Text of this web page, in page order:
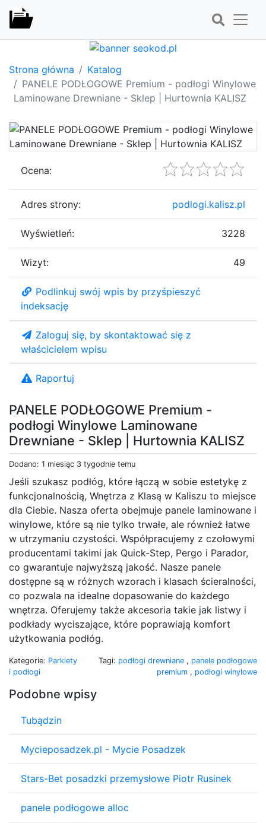
Strona główna
Katalog
PANELE PODŁOGOWE Premium - podłogi Winylowe
Laminowane Drewniane - Sklep | Hurtownia KALISZ
PANELE PODŁOGOWE Premium -
podłogi Winylowe Laminowane
Drewniane - Sklep | Hurtownia KALISZ
Dodano: 1 miesiąc 3 tygodnie temu
Jeśli szukasz podłóg, które łączą w sobie estetykę z
funkcjonalnością, Wnętrza z Klasą w Kaliszu to miejsce
dla Ciebie. Nasza oferta obejmuje panele laminowane i
winylowe, które są nie tylko trwałe, ale również łatwe
w utrzymaniu czystości. Współpracujemy z czołowymi
producentami takimi jak Quick-Step, Pergo i Parador,
co gwarantuje najwyższą jakość. Nasze panele
dostępne są w różnych wzorach i klasach ścieralności,
co pozwala na idealne dopasowanie do każdego
wnętrza. Oferujemy także akcesoria takie jak listwy i
podkłady wyciszające, które poprawiają komfort
użytkowania podłóg.
Kategorie: Parkiety
i podłogi
Tagi: podłogi drewniane , panele podłogowe
premium , podłogi winylowe
Podobne wpisy
Tubądzin
Mycieposadzek.pl - Mycie Posadzek
Stars-Bet posadzki przemysłowe Piotr Rusinek
panele podłogowe alloc
Ocena:
Adres strony: podlogi.kalisz.pl
Wyświetleń: 3228
Wizyt: 49
Podlinkuj swój wpis by przyśpieszyć
indeksację
Zaloguj się, by skontaktować się z
właścicielem wpisu
Raportuj